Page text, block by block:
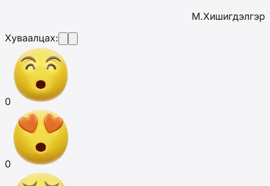
М.Хишигдэлгэр
Хуваалцах:
0
0